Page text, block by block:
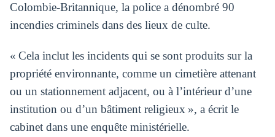
Colombie-Britannique, la police a dénombré 90
incendies criminels dans des lieux de culte.
« Cela inclut les incidents qui se sont produits sur la
propriété environnante, comme un cimetière attenant
ou un stationnement adjacent, ou à l’intérieur d’une
institution ou d’un bâtiment religieux », a écrit le
cabinet dans une enquête ministérielle.